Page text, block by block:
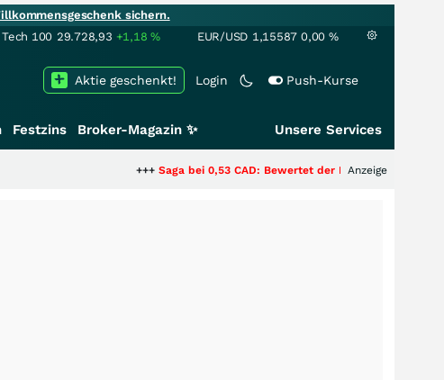
sichern.
Tech 100 29.728,93 +1,18% EUR/USD 1,15587 0,00 %
Login Push-Kurse
Aktie geschenkt!
Festzins Broker-Magazin ✨ Unsere Services
Saga bei 0,53 CAD: Bewertet der Markt noch immer nur
Anzeige